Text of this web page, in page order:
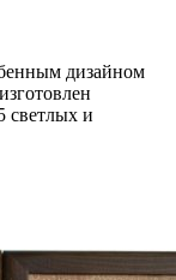
дизайном
светлых и